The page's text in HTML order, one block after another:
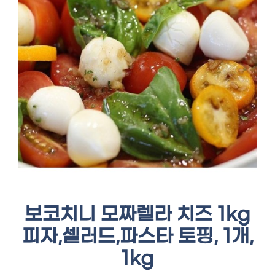
보코치니 모짜렐라 치즈 1kg
피자,셀러드,파스타 토핑, 1개,
1kg